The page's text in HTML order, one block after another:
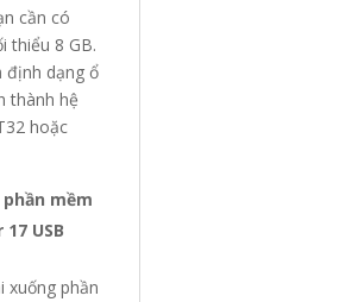
cần có
thiểu 8 GB.
định dạng ổ
thành hệ
hoặc
mềm
USB
xuống phần